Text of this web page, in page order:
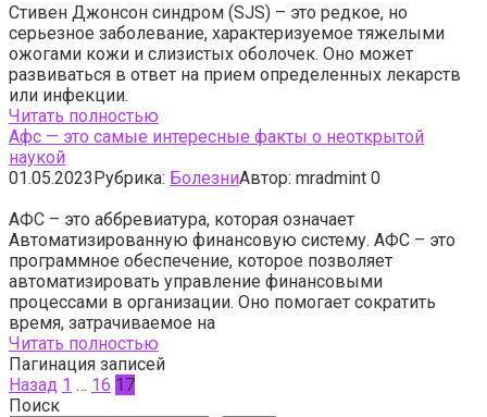
Стивен Джонсон синдром (SJS) – это редкое, но
серьезное заболевание, характеризуемое тяжелыми
ожогами кожи и слизистых оболочек. Оно может
развиваться в ответ на прием определенных лекарств
или инфекции.
Читать полностью
Афс — это самые интересные факты о неоткрытой
наукой
01.05.2023Рубрика: БолезниАвтор: mradmint 0
АФС – это аббревиатура, которая означает
Автоматизированную финансовую систему. АФС – это
программное обеспечение, которое позволяет
автоматизировать управление финансовыми
процессами в организации. Оно помогает сократить
время, затрачиваемое на
Читать полностью
Пагинация записей
Назад 1 … 16 17
Поиск